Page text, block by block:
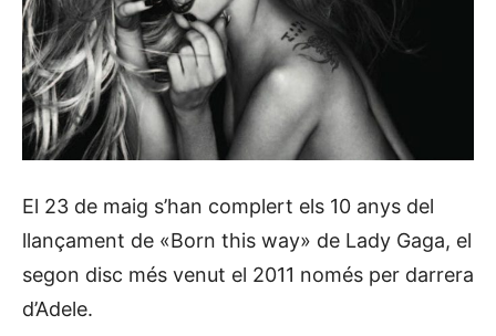
El 23 de maig s’han complert els 10 anys del
llançament de «Born this way» de Lady Gaga, el
segon disc més venut el 2011 només per darrera
d’Adele.